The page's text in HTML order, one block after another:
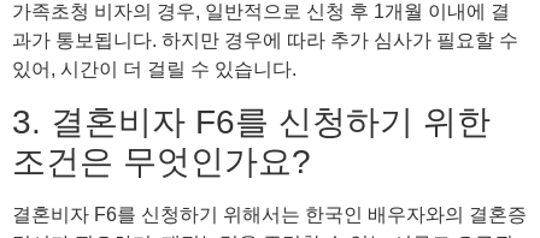
가족초청 비자의 경우, 일반적으로 신청 후 1개월 이내에 결
과가 통보됩니다. 하지만 경우에 따라 추가 심사가 필요할 수
있어, 시간이 더 걸릴 수 있습니다.
3. 결혼비자 F6를 신청하기 위한
조건은 무엇인가요?
결혼비자 F6를 신청하기 위해서는 한국인 배우자와의 결혼증